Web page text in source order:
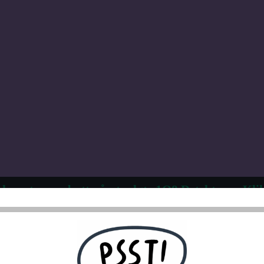
kvantumsrabatt på utvalgte 1Q8 Detektorer.